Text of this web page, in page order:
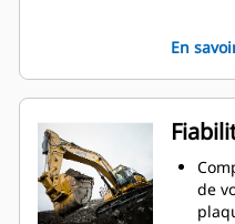
La
En
de